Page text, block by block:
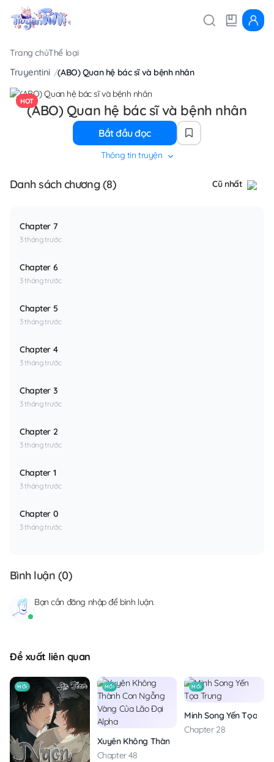
Trang chủThể loại
Truyentini (ABO) Quan hệ bác sĩ và bệnh nhân
HOT
(ABO) Quan hệ bác sĩ và bệnh nhân
Bắt đầu đọc
Thông tin truyện
Danh sách chương (8) Cũ nhất
Chapter 7
3 tháng trước
Chapter 6
3 tháng trước
Chapter 5
3 tháng trước
Chapter 4
3 tháng trước
Chapter 3
3 tháng trước
Chapter 2
3 tháng trước
Chapter 1
3 tháng trước
Chapter 0
3 tháng trước
Bình luận (0)
Bạn cần đăng nhậpđể bình luận.
Đề xuất liên quan
MỚI MỚI
Xuyên Không Thành Con Ngỗng Vàng Của
Chapter 48
MỚI
Minh Song Yến Tọa
Chapter 28